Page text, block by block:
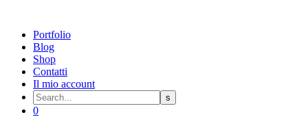
Portfolio
Blog
Shop
Contatti
Il mio account
0